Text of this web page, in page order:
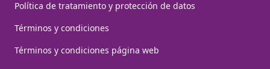
Política de tratamiento y protección de datos
Términos y condiciones
Términos y condiciones página web